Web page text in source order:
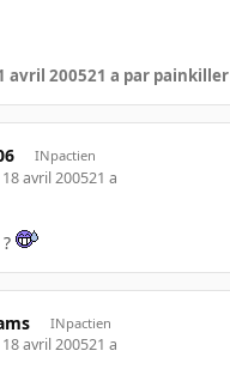
avril 200521 a par painkiller
INpactien
18 avril 200521 a
INpactien
18 avril 200521 a